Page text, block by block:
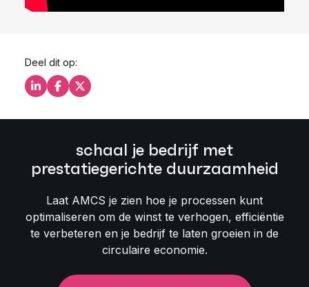
Deel dit op:
Deel dit op LinkedIn
Deel dit op Facebook
Deel dit op X
schaal je bedrijf met
prestatiegerichte duurzaamheid
Laat AMCS je zien hoe je processen kunt
optimaliseren om de winst te verhogen, efficiëntie
te verbeteren en je bedrijf te laten groeien in de
circulaire economie.